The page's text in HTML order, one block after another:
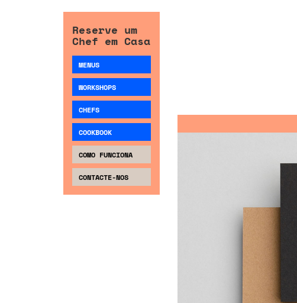
Reserve um
Chef em Casa
MENUS
WORKSHOPS
CHEFS
COOKBOOK
COMO FUNCIONA
CONTACTE-NOS